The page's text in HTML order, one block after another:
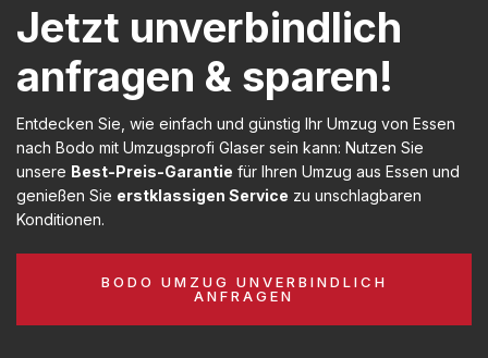
Jetzt unverbindlich
anfragen & sparen!
Entdecken Sie, wie einfach und günstig Ihr Umzug von Essen
nach Bodo mit Umzugsprofi Glaser sein kann: Nutzen Sie
unsere Best-Preis-Garantie für Ihren Umzug aus Essen und
genießen Sie erstklassigen Service zu unschlagbaren
Konditionen.
BODO UMZUG UNVERBINDLICH
ANFRAGEN